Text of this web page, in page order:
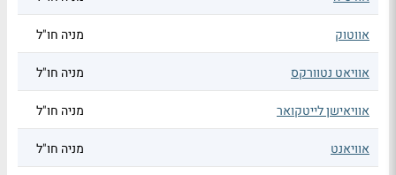
אווטוק מניה חו"ל
אוויאט נטוורקס מניה חו"ל
אוויאישן לייטקואר מניה חו"ל
אוויאנט מניה חו"ל